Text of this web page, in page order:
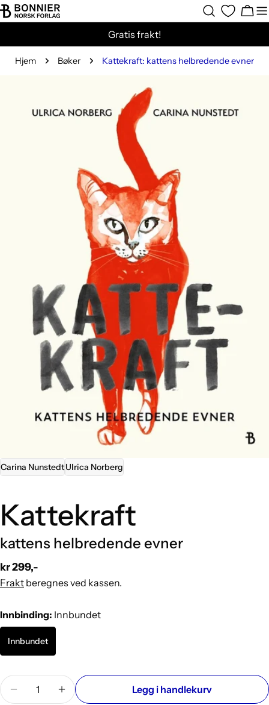
Hopp
til
Gratis frakt!
Hjem Bøker Kattekraft: kattens helbredende evner
produktinformasjon
media 0 i modal
Carina NunstedtUlrica Norberg
Kattekraft
kattens helbredende evner
Vanlig
pris
kr 299,-
Frakt beregnes ved kassen.
Innbinding: Innbundet
Innbundet
Mengde
Reduser antallet for Kattekraft: kattens
Øk antallet for Kattekraft: kattens
Legg i handlekurv